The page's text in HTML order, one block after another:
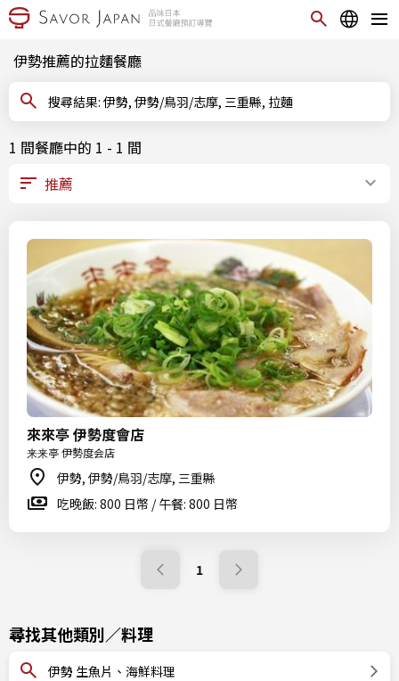
伊勢推薦的拉麵餐廳
搜尋結果: 伊勢, 伊勢/鳥羽/志摩, 三重縣, 拉麵
1 間餐廳中的 1 - 1 間
來來亭 伊勢度會店
来来亭 伊勢度会店
伊勢, 伊勢/鳥羽/志摩, 三重縣
吃晚飯: 800 日幣 / 午餐: 800 日幣
1
尋找其他類別／料理
伊勢 生魚片、海鮮料理